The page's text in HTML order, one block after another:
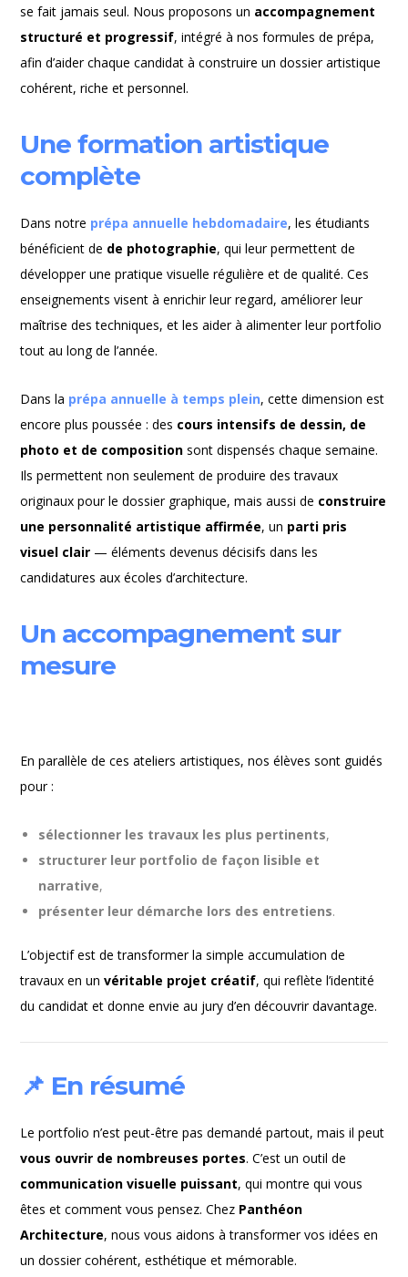
se fait jamais seul. Nous proposons un accompagnement
structuré et progressif, intégré à nos formules de prépa,
afin d’aider chaque candidat à construire un dossier artistique
cohérent, riche et personnel.
Une formation artistique
complète
Dans notre prépa annuelle hebdomadaire, les étudiants
bénéficient de de photographie, qui leur permettent de
développer une pratique visuelle régulière et de qualité. Ces
enseignements visent à enrichir leur regard, améliorer leur
maîtrise des techniques, et les aider à alimenter leur portfolio
tout au long de l’année.
Dans la prépa annuelle à temps plein, cette dimension est
encore plus poussée : des cours intensifs de dessin, de
photo et de composition sont dispensés chaque semaine.
Ils permettent non seulement de produire des travaux
originaux pour le dossier graphique, mais aussi de construire
une personnalité artistique affirmée, un parti pris
visuel clair — éléments devenus décisifs dans les
candidatures aux écoles d’architecture.
Un accompagnement sur
mesure
En parallèle de ces ateliers artistiques, nos élèves sont guidés
pour :
sélectionner les travaux les plus pertinents,
structurer leur portfolio de façon lisible et
narrative,
présenter leur démarche lors des entretiens.
L’objectif est de transformer la simple accumulation de
travaux en unvéritable projet créatif, qui reflète l’identité
du candidat et donne envie au jury d’en découvrir davantage.
📌 En résumé
Le portfolio n’est peut-être pas demandé partout, mais il peut
vous ouvrir de nombreuses portes. C’est un outil de
communication visuelle puissant, qui montre qui vous
êtes et comment vous pensez. Chez Panthéon
Architecture, nous vous aidons à transformer vos idées en
un dossier cohérent, esthétique et mémorable.